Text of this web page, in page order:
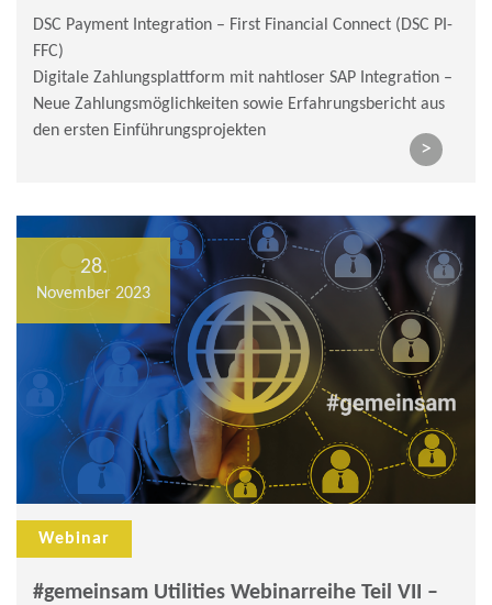
DSC Payment Integration – First Financial Connect (DSC PI-
FFC)
Digitale Zahlungsplattform mit nahtloser SAP Integration –
Neue Zahlungsmöglichkeiten sowie Erfahrungsbericht aus
den ersten Einführungsprojekten
>
28.
November 2023
Webinar
#gemeinsam Utilities Webinarreihe Teil VII –